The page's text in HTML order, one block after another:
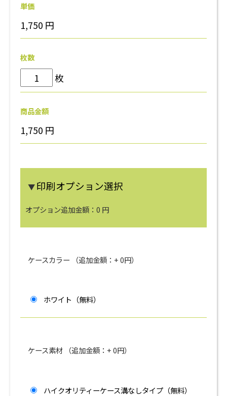
単価
1,750 円
枚数
枚
商品金額
1,750 円
▼印刷オプション選択
オプション追加金額： 0 円
ケースカラー （追加金額：+0円）
ホワイト（無料）
ケース素材 （追加金額：+0円）
ハイクオリティーケース溝なしタイプ（無料）